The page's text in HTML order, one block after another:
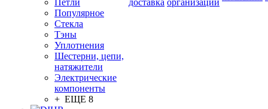
Петли
Популярное
Стекла
Тэны
Уплотнения
Шестерни, цепи,
натяжители
Электрические
компоненты
+ ЕЩЕ 8
доставка организации